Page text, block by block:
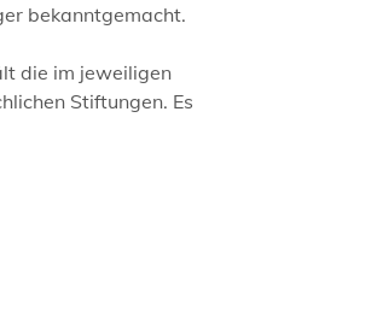
bekanntgemacht.
die im jeweiligen
Stiftungen. Es